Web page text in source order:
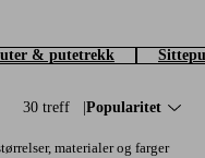
& putetrekk
30 treff Sorter på:
Popularitet
materialer og farger